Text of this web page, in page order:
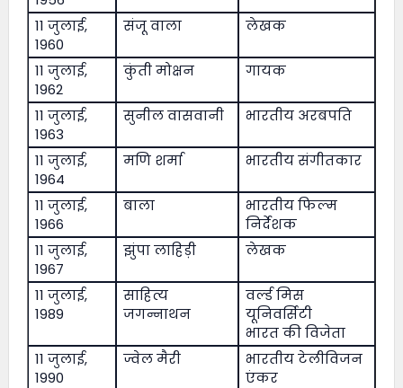
11 जुलाई,
1960
संजू वाला लेखक
11 जुलाई,
1962
कुंती मोक्षन गायक
11 जुलाई,
1963
सुनील वासवानी भारतीय अरबपति
11 जुलाई,
1964
मणि शर्मा भारतीय संगीतकार
11 जुलाई,
1966
बाला
भारतीय फिल्म
निर्देशक
11 जुलाई,
1967
झुंपा लाहिड़ी लेखक
11 जुलाई,
1989
साहित्य
जगन्नाथन
वर्ल्ड मिस
यूनिवर्सिटी
भारत की विजेता
11 जुलाई,
1990
ज्वेल मैरी
भारतीय टेलीविजन
एंकर